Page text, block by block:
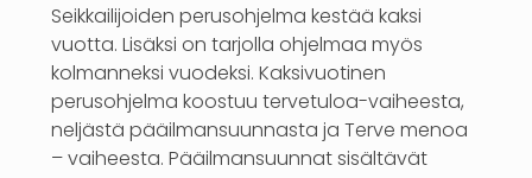
Seikkailijoiden perusohjelma kestää kaksi
vuotta. Lisäksi on tarjolla ohjelmaa myös
kolmanneksi vuodeksi. Kaksivuotinen
perusohjelma koostuu tervetuloa-vaiheesta,
neljästä pääilmansuunnasta ja Terve menoa
– vaiheesta. Pääilmansuunnat sisältävät